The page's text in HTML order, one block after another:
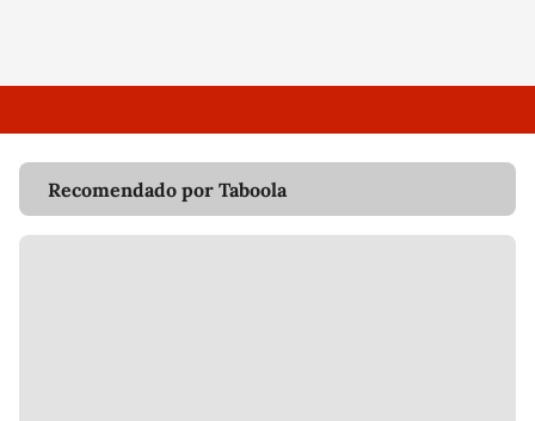
Recomendado por Taboola